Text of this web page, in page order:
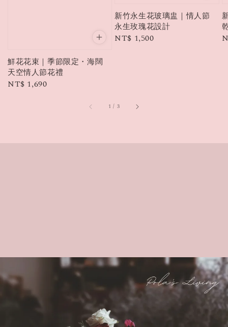
鮮花花束｜季節限定・海闊
天空情人節花禮
Regular
NT$ 1,690
新竹永生花玻璃盅｜情人節
永生玫瑰花設計
Regular
NT$ 1,500
1 / 3